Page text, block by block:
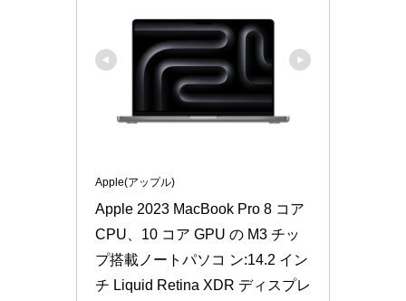
Apple(アップル)
Apple 2023 MacBook Pro 8 コア
CPU、10 コア GPU の M3 チッ
プ搭載ノートパソコ ン:14.2 イン
チ Liquid Retina XDR ディスプレ